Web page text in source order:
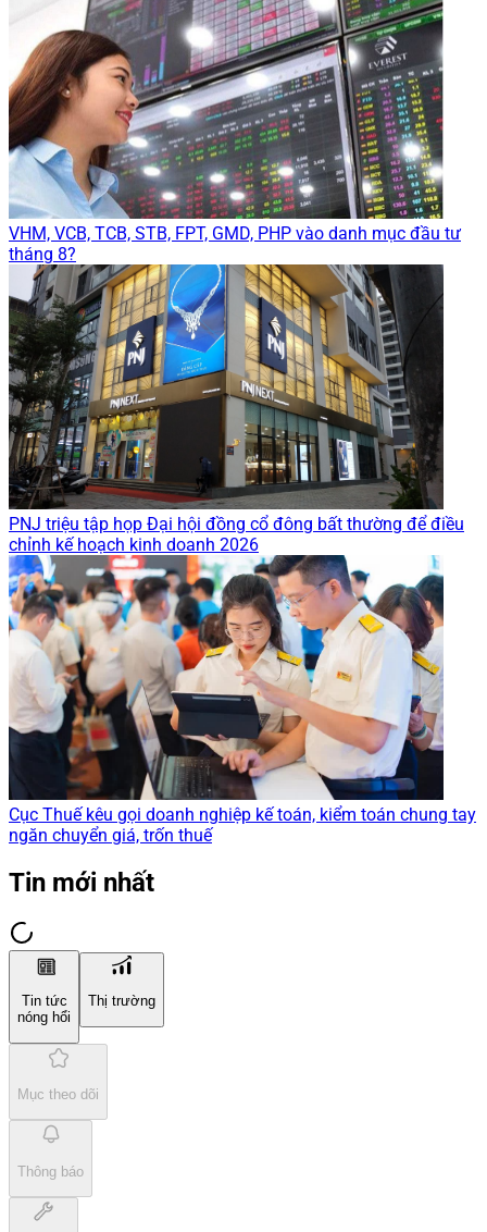
VHM, VCB, TCB, STB, FPT, GMD, PHP vào danh mục đầu tư
tháng 8?
PNJ triệu tập họp Đại hội đồng cổ đông bất thường để điều
chỉnh kế hoạch kinh doanh 2026
Cục Thuế kêu gọi doanh nghiệp kế toán, kiểm toán chung tay
ngăn chuyển giá, trốn thuế
Tin mới nhất
Tin tức
nóng hổi
Thị trường
Mục theo dõi
Thông báo